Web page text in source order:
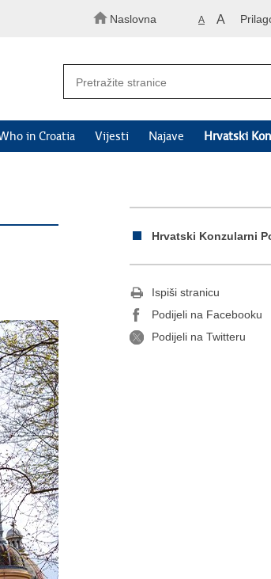
Naslovna A A
in Croatia Vijesti Najave Hrvatski
Hrvatski Konzularni
Ispiši stranicu
Podijeli na Facebooku
Podijeli na Twitteru